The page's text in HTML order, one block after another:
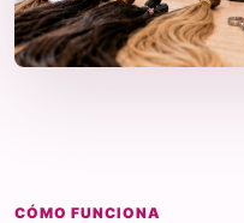
CÓMO FUNCIONA